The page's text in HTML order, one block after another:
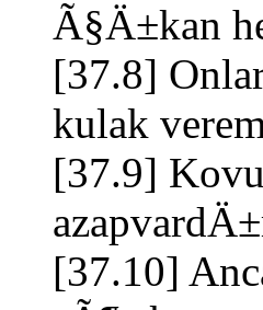
Ã§Ä±kan
[37.8]
kulak
[37.9]
[37.10]